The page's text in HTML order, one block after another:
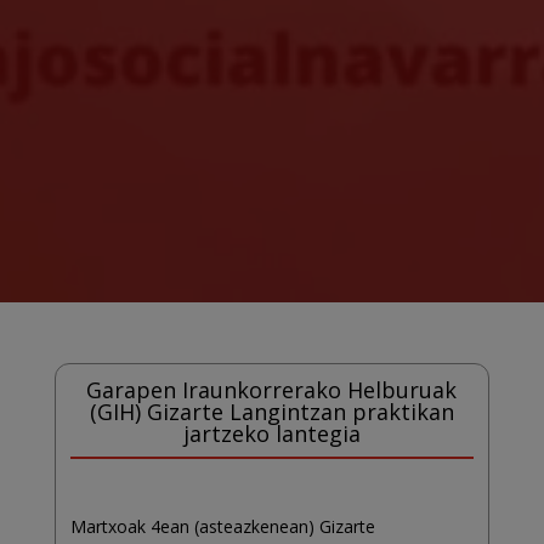
Garapen Iraunkorrerako Helburuak
(GIH) Gizarte Langintzan praktikan
jartzeko lantegia
Martxoak 4ean (asteazkenean) Gizarte